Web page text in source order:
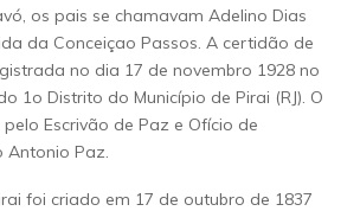
os pais se chamavam Adelino Dias
da Conceiçao Passos. A certidão de
no dia 17 de novembro 1928 no
1o Distrito do Município de Pirai (RJ). O
Escrivão de Paz e Ofício de
Antonio Paz.
foi criado em 17 de outubro de 1837